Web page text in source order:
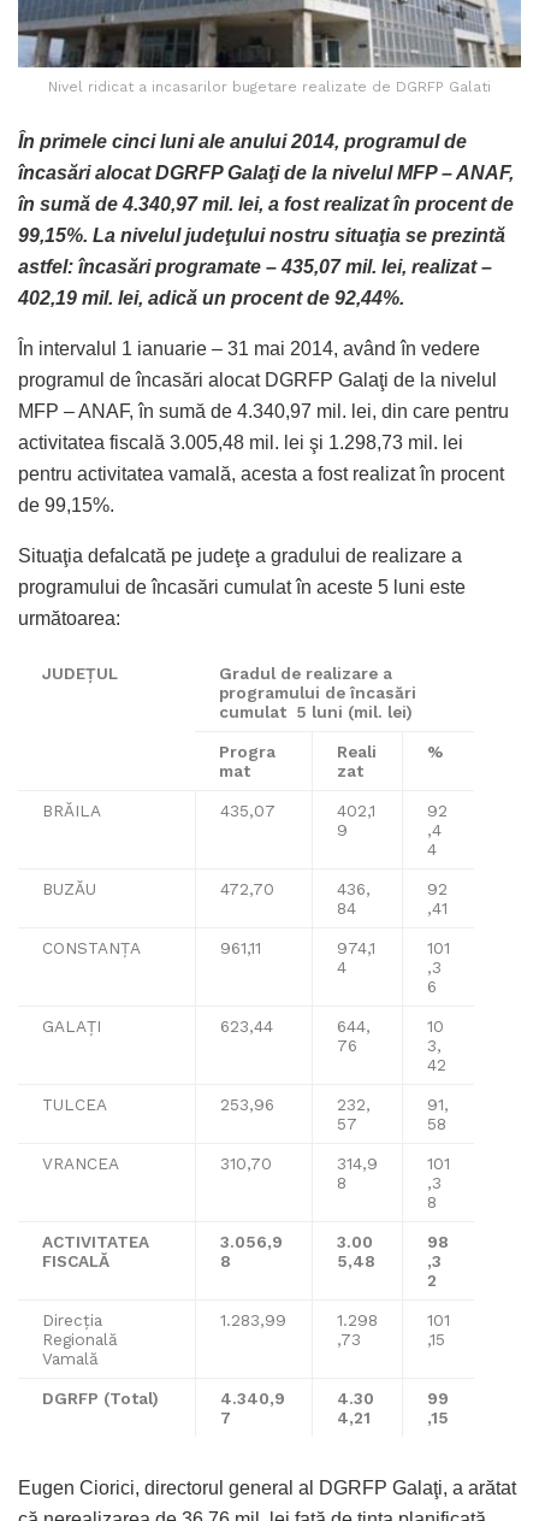
Nivel ridicat a incasarilor bugetare realizate de DGRFP Galati
În primele cinci luni ale anului 2014, programul de
încasări alocat DGRFP Galaţi de la nivelul MFP – ANAF,
în sumă de 4.340,97 mil. lei, a fost realizat în procent de
99,15%. La nivelul judeţului nostru situaţia se prezintă
astfel: încasări programate – 435,07 mil. lei, realizat –
402,19 mil. lei, adică un procent de 92,44%.
În intervalul 1 ianuarie – 31 mai 2014, având în vedere
programul de încasări alocat DGRFP Galaţi de la nivelul
MFP – ANAF, în sumă de 4.340,97 mil. lei, din care pentru
activitatea fiscală 3.005,48 mil. lei şi 1.298,73 mil. lei
pentru activitatea vamală, acesta a fost realizat în procent
de 99,15%.
Situaţia defalcată pe judeţe a gradului de realizare a
programului de încasări cumulat în aceste 5 luni este
următoarea:
JUDEŢUL
Gradul de realizare a
programului de încasări
cumulat 5 luni (mil. lei)
Progra
mat
Reali
zat
%
BRĂILA 435,07
402,1
9
92
,4
4
BUZĂU 472,70
436,
84
92
,41
CONSTANŢA 961,11
974,1
4
101
,3
6
GALAŢI 623,44
644,
76
10
3,
42
TULCEA 253,96
232,
57
91,
58
VRANCEA 310,70
314,9
8
101
,3
8
ACTIVITATEA
FISCALĂ
3.056,9
8
3.00
5,48
98
,3
2
Direcţia
Regională
Vamală
1.283,99
1.298
,73
101
,15
DGRFP (Total)
4.340,9
7
4.30
4,21
99
,15
Eugen Ciorici, directorul general al DGRFP Galaţi, a arătat